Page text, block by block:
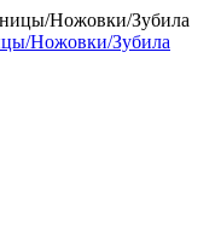
Ножовки/Зубила